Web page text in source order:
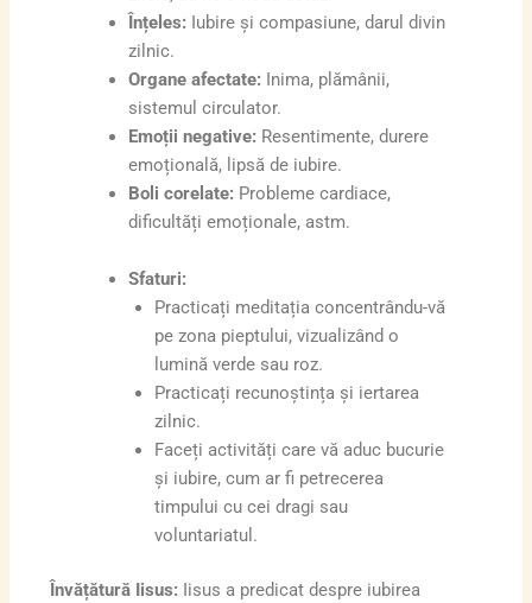
Înțeles: Iubire și compasiune, darul divin
zilnic.
Organe afectate: Inima, plămânii,
sistemul circulator.
Emoții negative: Resentimente, durere
emoțională, lipsă de iubire.
Boli corelate: Probleme cardiace,
dificultăți emoționale, astm.
Sfaturi:
Practicați meditația concentrându-vă
pe zona pieptului, vizualizând o
lumină verde sau roz.
Practicați recunoștința și iertarea
zilnic.
Faceți activități care vă aduc bucurie
și iubire, cum ar fi petrecerea
timpului cu cei dragi sau
voluntariatul.
Învățătură Iisus: Iisus a predicat despre iubirea